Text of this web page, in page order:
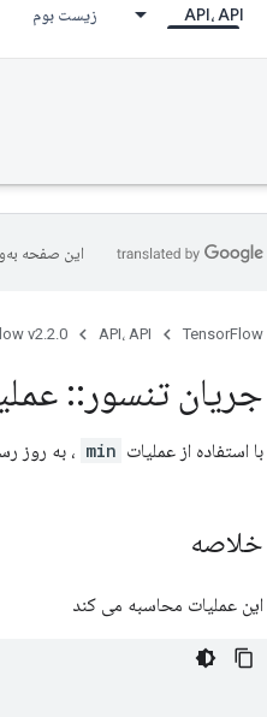
API، API زیست بوم
این صفحه
TensorFlow API، API v2.2.0
جریان تنسور ::
با استفاده از عملیات min ، به روز
خلاصه
این عملیات محاسبه می کند